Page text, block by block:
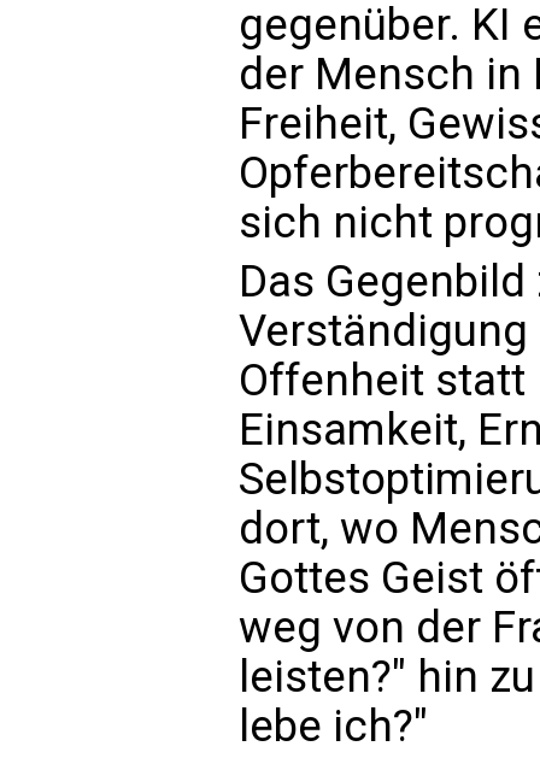
gegenüber. KI
der Mensch in
Freiheit,
sich nicht
Das
Offenheit statt
Einsamkeit,
dort, wo
Gottes Geist
weg von der
leisten?" hin
lebe ich?"